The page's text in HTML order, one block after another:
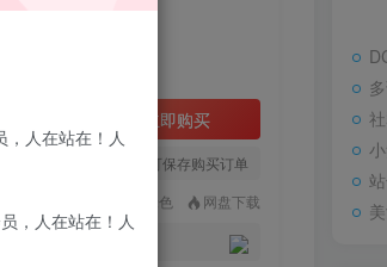
立即购买
录！建议登陆后购买，可保存购买订单
安全绿色 网盘下载
：
多
社
小
站
美
人在站在！人
，人在站在！人